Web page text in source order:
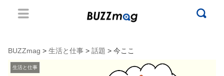
BUZZmag > 生活と仕事 > 話題 > 今ここ
生活と仕事